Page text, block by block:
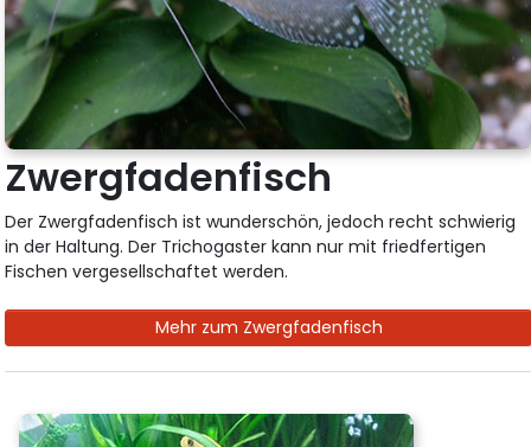
Zwergfadenfisch
Der Zwergfadenfisch ist wunderschön, jedoch recht schwierig
in der Haltung. Der Trichogaster kann nur mit friedfertigen
Fischen vergesellschaftet werden.
Mehr zum Zwergfadenfisch